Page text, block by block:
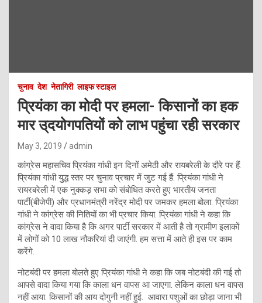
चुनाव देश नेतागिरी लाइफ स्टाइल
प्रियंका का मोदी पर हमला- किसानों का हक
मार उ्दयोगपतियों को लाभ पहुंचा रही सरकार
May 3, 2019 admin
कांग्रेस महासचिव प्रियंका गांधी इन दिनों अमेठी और रायबरेली के दौरे पर हैं.
प्रियंका गांधी युद्ध स्तर पर चुनाव प्रचार में जुट गई हैं. प्रियंका गांधी ने
रायरबरेली में एक नुक्कड़ सभा को संबोधित करते हुए भारतीय जनता
पार्टी(बीजेपी) और प्रधानमंत्री नरेंद्र मोदी पर जमकर हमला बोला. प्रियंका
गांधी ने कांग्रेस की नितियों का भी प्रचार किया. प्रियंका गांधी ने कहा कि
कांग्रेस ने वादा किया है कि अगर पार्टी सरकार में आती है तो ग्रामीण इलाकों
में लोगों को 10 लाख नौकरियां दी जाएंगी. हम सत्ता में आते ही इस पर काम
करेंगे.
नोटबंदी पर हमला बोलते हुए प्रियंका गांधी ने कहा कि जब नोटबंदी की गई तो
आपसे वादा किया गया कि काला धन वापस आ जाएगा. लेकिन काला धन वापस
नहीं आया. किसानों की आय दोगुनी नहीं हुई. आवारा पशुओं का छोड़ा जाना भी